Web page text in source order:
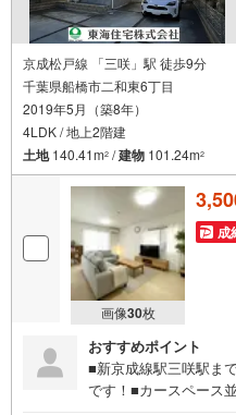
京成松戸線 「三咲」駅 徒歩9分
千葉県船橋市二和東6丁目
2019年5月（築8年）
4LDK / 地上2階建
土地140.41m2 /建物 101.24m2
画像30枚
成
おすすめポイント
■新京成線駅三咲駅ま
です！■カースペース